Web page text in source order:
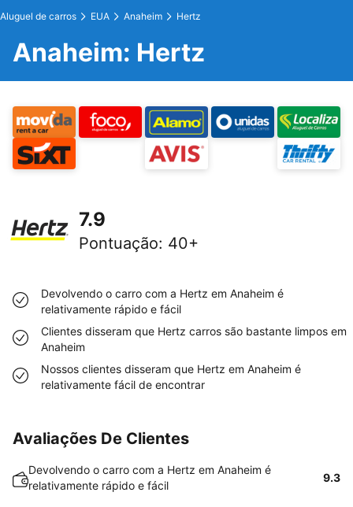
Aluguel de carros EUA Anaheim Hertz
Anaheim: Hertz
7.9
Pontuação: 40+
Devolvendo o carro com a Hertz em Anaheim é
relativamente rápido e fácil
Clientes disseram que Hertz carros são bastante limpos em
Anaheim
Nossos clientes disseram que Hertz em Anaheim é
relativamente fácil de encontrar
Avaliações De Clientes
Devolvendo o carro com a Hertz em Anaheim é
relativamente rápido e fácil
9.3